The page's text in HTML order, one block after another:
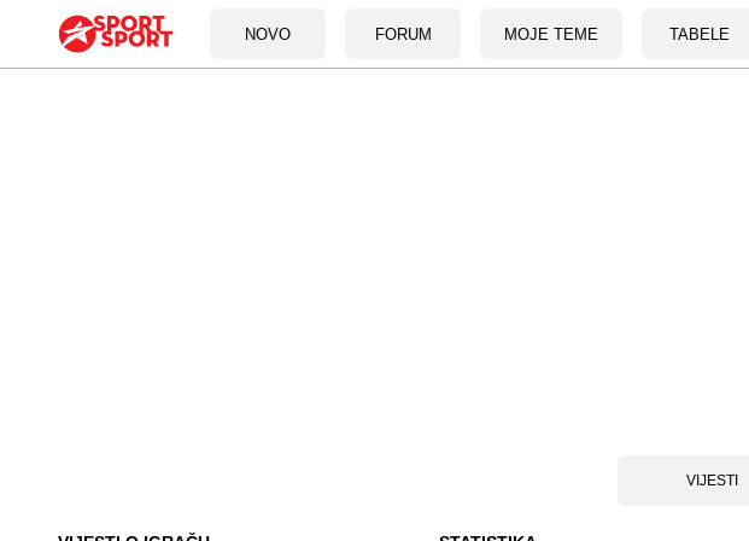
NOVO FORUM MOJE TEME TABELE
VIJESTI